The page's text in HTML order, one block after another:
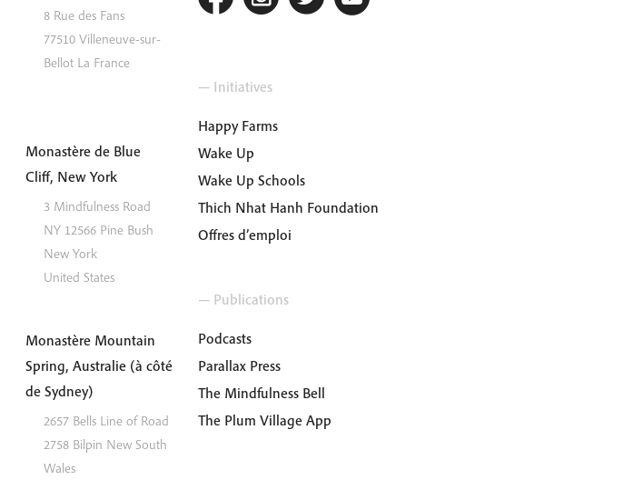
8 Rue des Fans
77510 Villeneuve-sur-
Bellot La France
Monastère de Blue
Cliff, New York
3 Mindfulness Road
NY 12566 Pine Bush
New York
United States
Monastère Mountain
Spring, Australie (à côté
de Sydney)
2657 Bells Line of Road
2758 Bilpin New South
Wales
— Initiatives
Happy Farms
Wake Up
Wake Up Schools
Thich Nhat Hanh Foundation
Offres d’emploi
— Publications
Podcasts
Parallax Press
The Mindfulness Bell
The Plum Village App